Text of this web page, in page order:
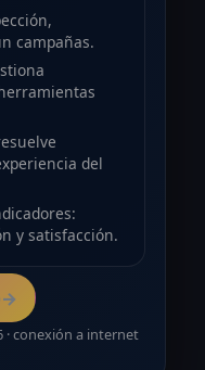
campañas.
del
y satisfacción.
→
· conexión a internet